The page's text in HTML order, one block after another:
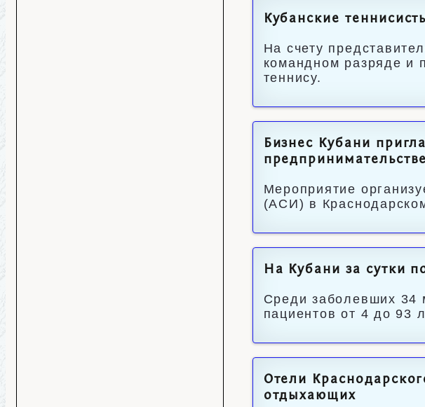
Кубанские
На счету
командном разряде и
теннису.
Бизнес Кубани
предпринимательстве
Мероприятие
(АСИ) в
На Кубани за сутки
Среди заболевших 34
пациентов от 4 до 93
Отели
отдыхающих